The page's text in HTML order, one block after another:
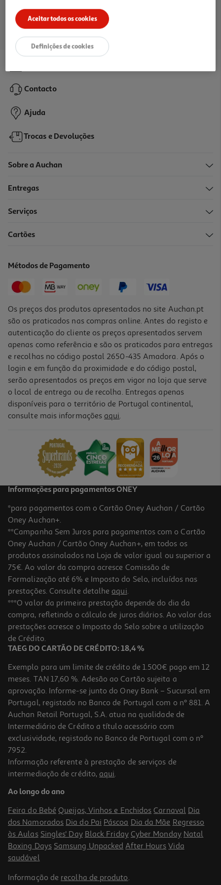
Contacto
Ajuda
Trocas e Devoluções
Sobre a Auchan
Entregas
Serviços
Cartões
Métodos de Pagamento
Os preços dos produtos apresentados no site Auchan.pt
são os praticados nas compras online. Antes do registo e
autenticação do cliente os preços apresentados servem
apenas como referência e são os praticados para entregas
e recolhas no código postal 2650-435 Amadora. Após o
login e em função da proximidade e do código postal,
serão apresentados os preços em vigor na loja que serve
o local de entrega ou de recolha. Entregas apenas
disponíveis para o território de Portugal continental,
consulte mais informações aqui.
Informações para pagamentos ONEY
*para pagamentos com o Cartão Oney Auchan / Cartão
Oney Auchan+.
**Campanha Sem Juros para pagamentos com o Cartão
Oney Auchan / Cartão Oney Auchan+, em todos os
produtos assinalados na Loja de valor igual ou superior a
75€. Ao valor da compra acresce Comissão de
Formalização até 6% e Imposto do Selo, incluídos nas
prestações. Consulte detalhe aqui.
***O valor da primeira prestação depende do dia da
compra, refletindo o cálculo de juros diários. Ao valor das
prestações acresce o Imposto do Selo sobre a utilização
de Crédito.
TAEG DO CARTÃO DE CRÉDITO: 18,4 %
Exemplo para um limite de crédito de 1.500€ pago em 12
meses. TAN 17,60 %. Adesão ao Cartão sujeita a
aprovação. Informe-se junto do Oney Bank – Sucursal em
Portugal, registado no Banco de Portugal com o nº 881. A
Auchan Retail Portugal, S.A. atua na qualidade de
Intermediário de Crédito a título acessório com
exclusividade, registado no Banco de Portugal com o nº
7952.
Informação referente à prestação de serviços de
intermediação de crédito, aqui.
Ao longo do ano
Feira do Bebé Queijos, Vinhos e Enchidos Carnaval Dia
dos Namorados Dia do Pai Páscoa Dia da Mãe Regresso
às Aulas Singles' Day Black Friday Cyber Monday Natal
Boxing Days Samsung Unpacked After Hours Vida
saudável
Informação de recolha de produto.
Aceitar todos os cookies
Definições de cookies